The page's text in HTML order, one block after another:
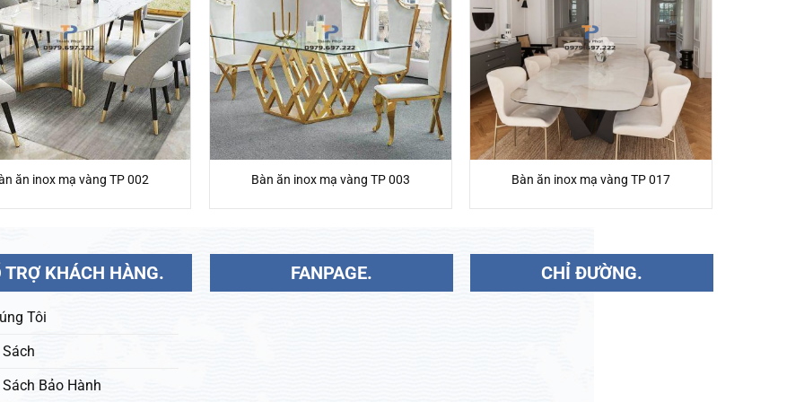
ăn inox mạ vàng TP 002 Bàn ăn inox mạ vàng TP 003 Bàn ăn inox mạ vàng TP 017
TRỢ KHÁCH HÀNG.
Tôi
Bảo Hành
FANPAGE. CHỈ ĐƯỜNG.